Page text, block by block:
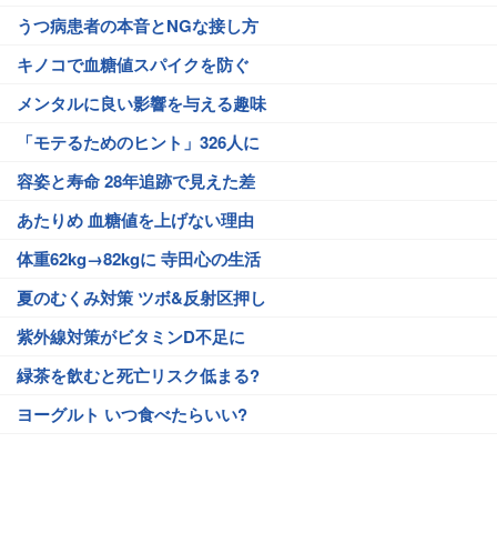
うつ病患者の本音とNGな接し方
キノコで血糖値スパイクを防ぐ
メンタルに良い影響を与える趣味
「モテるためのヒント」326人に
容姿と寿命 28年追跡で見えた差
あたりめ 血糖値を上げない理由
体重62kg→82kgに 寺田心の生活
夏のむくみ対策 ツボ&反射区押し
紫外線対策がビタミンD不足に
緑茶を飲むと死亡リスク低まる?
ヨーグルト いつ食べたらいい?